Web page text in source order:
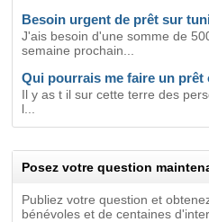
Besoin urgent de prêt sur
J'ais besoin d'une somme de
semaine prochain...
Qui pourrais me faire un prêt
Il y as t il sur cette terre des
l...
Posez votre question
Publiez votre question et
bénévoles et de centaines